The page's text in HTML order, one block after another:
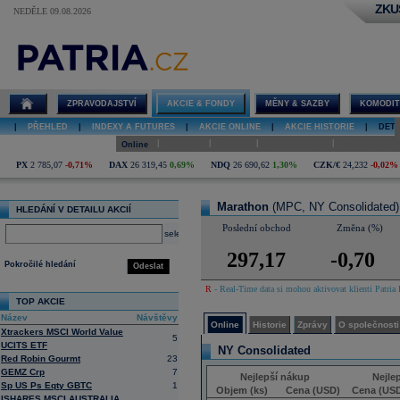
NEDĚLE 09.08.2026
Marathon
ZPRAVODAJSTVÍ AKCIE & FONDY MĚNY & SAZBY
PŘEHLED INDEXY A FUTURES AKCIE ONLINE AKCIE HISTORIE
Online
PX 2 785,07 -0,71% DAX 26 319,45 0,69% NDQ 26 690,62 1,30% CZK/€ 24,232 -0,02%
HLEDÁNÍ V DETAILU AKCIÍ
select
Odeslat
Pokročilé hledání
TOP AKCIE
Název
Návštěvy
Xtrackers MSCI World Value
UCITS ETF
5
Red Robin Gourmt
23
GEMZ Crp
7
Sp US Ps Eqty GBTC
1
Marathon (MPC, NY Consolidated)
Poslední obchod Změna (%)
297,17 -0,70
R - Real-Time data si mohou aktivovat klienti
Online Historie Zprávy O společnosti
NY Consolidated
Nejlepší nákup
Objem (ks)
Cena (USD)
Cena